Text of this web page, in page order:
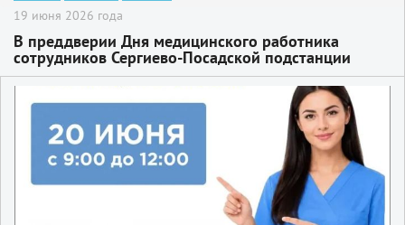
19 июня 2026 года
В преддверии Дня медицинского работника
сотрудников Сергиево-Посадской подстанции
поздравили с профессиональным праздником